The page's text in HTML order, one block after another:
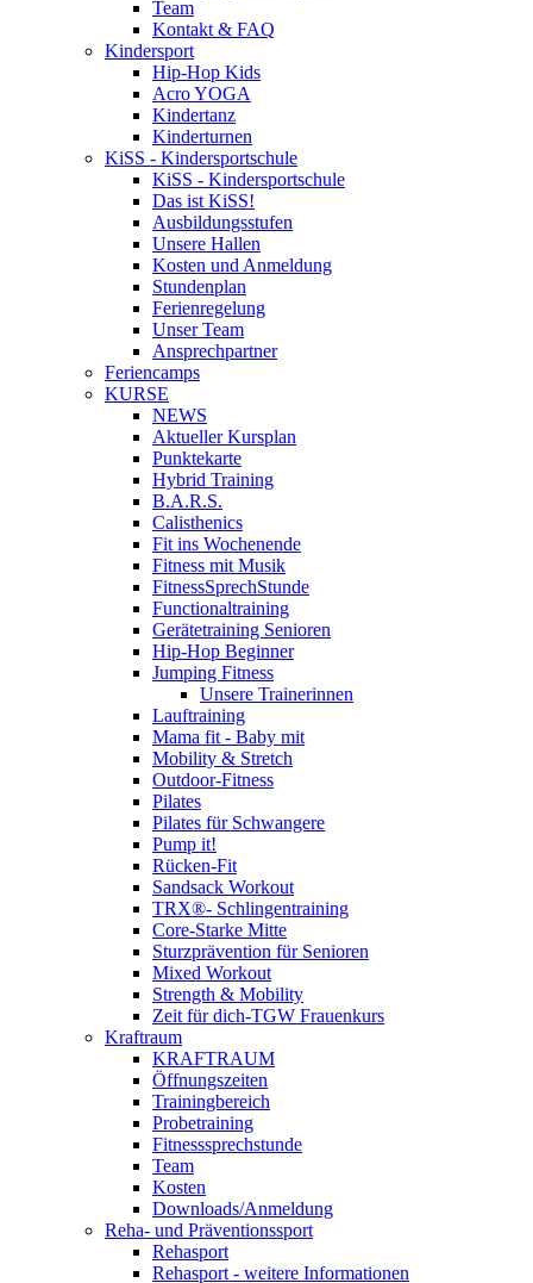
Team
Kontakt & FAQ
Kindersport
Hip-Hop Kids
Acro YOGA
Kindertanz
Kinderturnen
KiSS - Kindersportschule
KiSS - Kindersportschule
Das ist KiSS!
Ausbildungsstufen
Unsere Hallen
Kosten und Anmeldung
Stundenplan
Ferienregelung
Unser Team
Ansprechpartner
Feriencamps
KURSE
NEWS
Aktueller Kursplan
Punktekarte
Hybrid Training
B.A.R.S.
Calisthenics
Fit ins Wochenende
Fitness mit Musik
FitnessSprechStunde
Functionaltraining
Gerätetraining Senioren
Hip-Hop Beginner
Jumping Fitness
Unsere Trainerinnen
Lauftraining
Mama fit - Baby mit
Mobility & Stretch
Outdoor-Fitness
Pilates
Pilates für Schwangere
Pump it!
Rücken-Fit
Sandsack Workout
TRX®- Schlingentraining
Core-Starke Mitte
Sturzprävention für Senioren
Mixed Workout
Strength & Mobility
Zeit für dich-TGW Frauenkurs
Kraftraum
KRAFTRAUM
Öffnungszeiten
Trainingbereich
Probetraining
Fitnesssprechstunde
Team
Kosten
Downloads/Anmeldung
Reha- und Präventionssport
Rehasport
Rehasport - weitere Informationen